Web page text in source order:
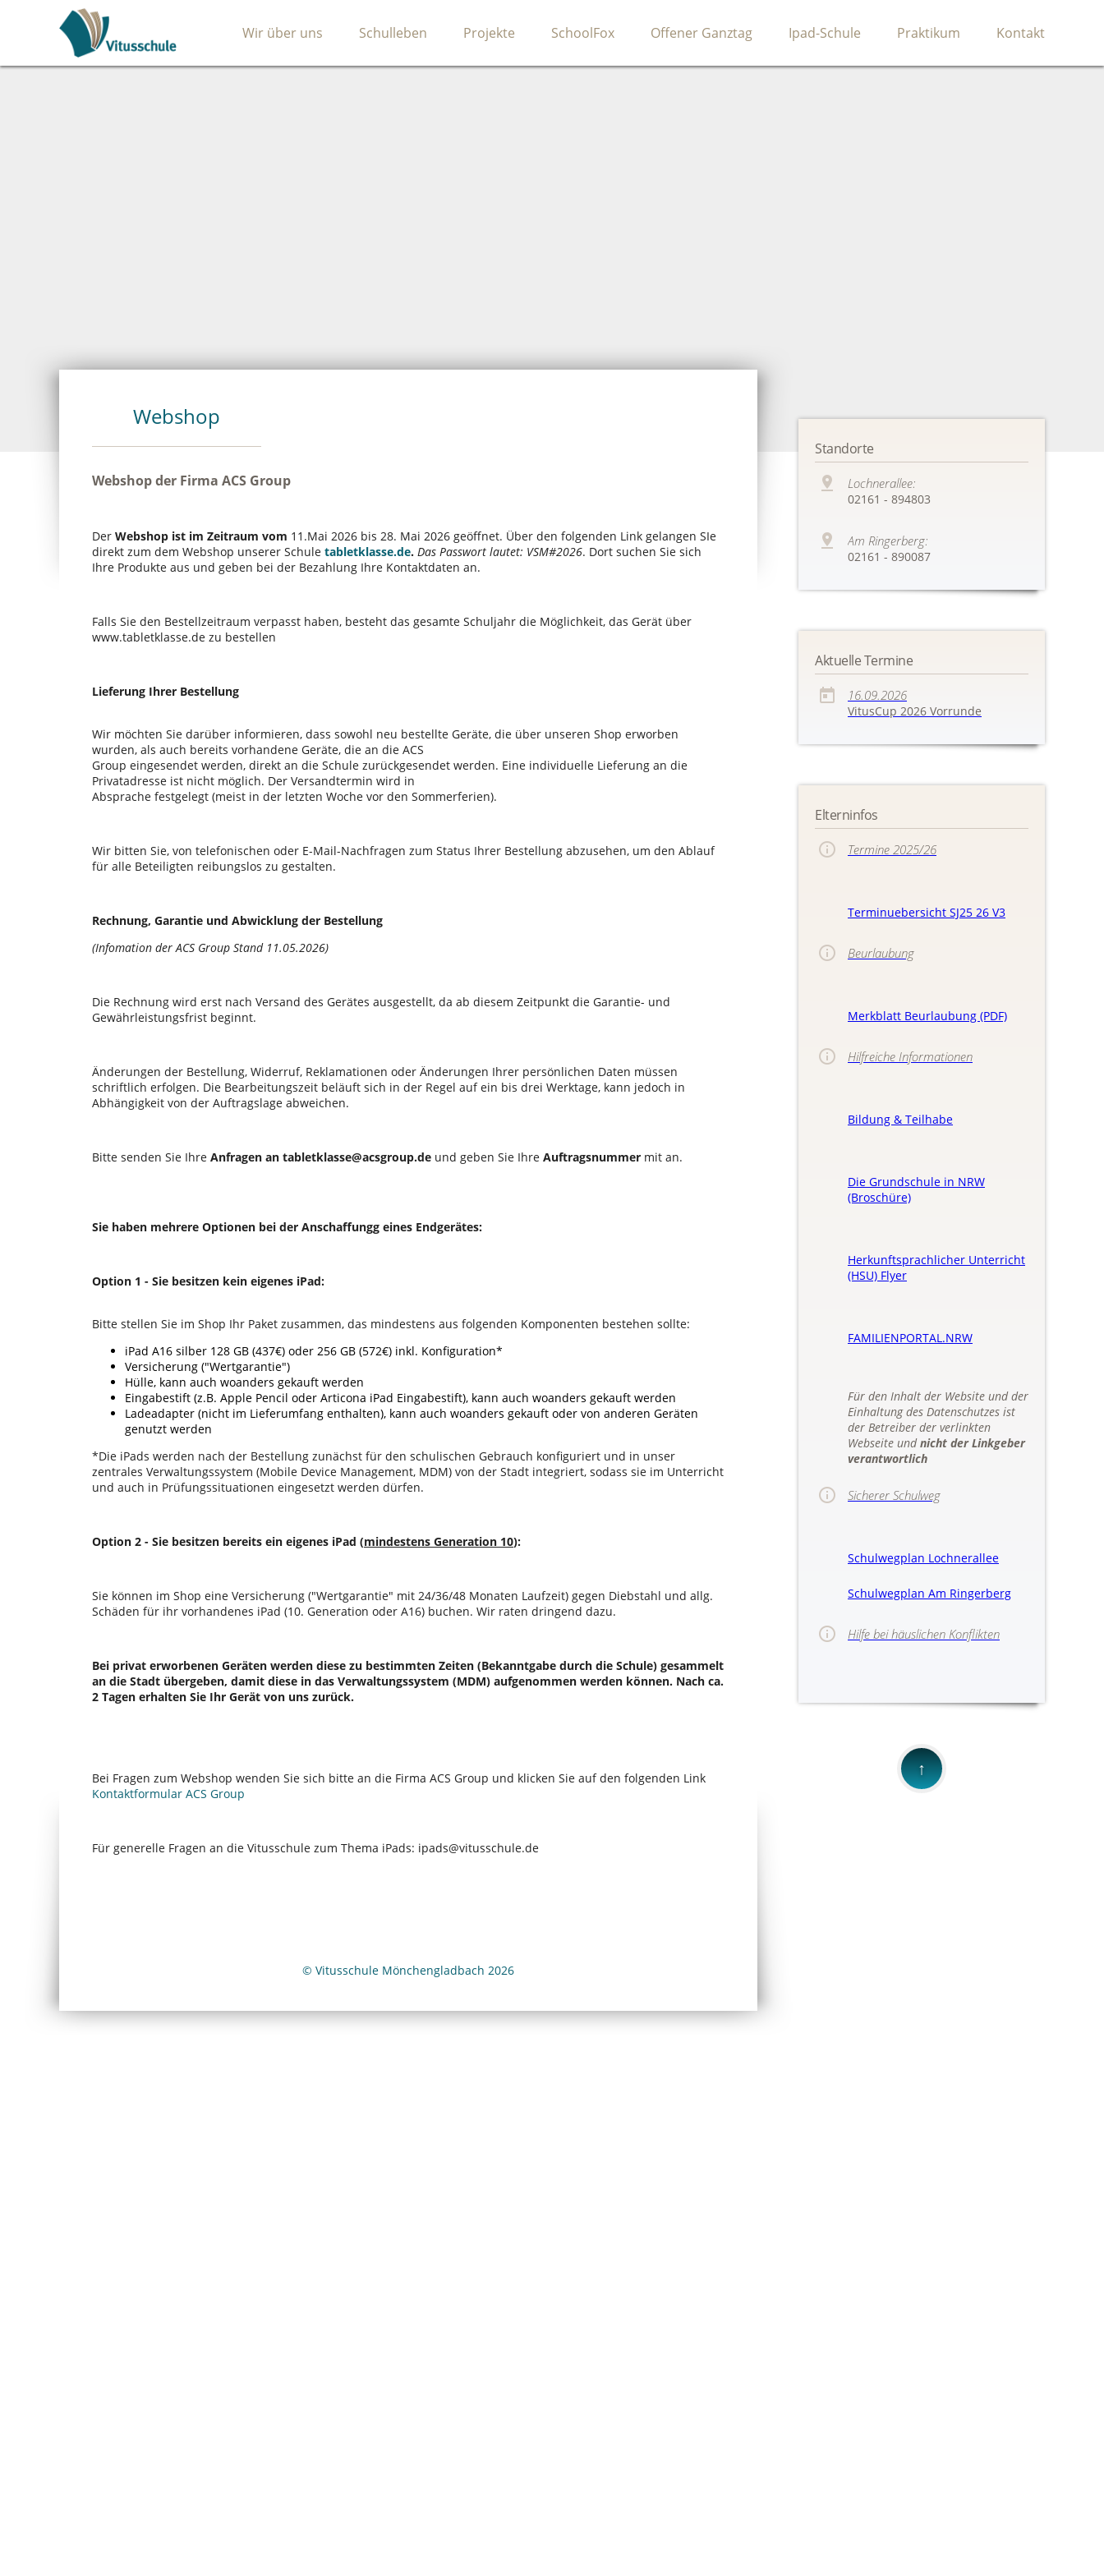
Wir über uns Schulleben Projekte SchoolFox Offener Ganztag Ipad-Schule Praktikum Kontakt
Webshop
Webshop der Firma ACS Group
Der Webshop ist im Zeitraum vom 11.Mai 2026 bis 28. Mai 2026 geöffnet. Über den folgenden Link gelangen SIe
direkt zum dem Webshop unserer Schule tabletklasse.de. Das Passwort lautet: VSM#2026. Dort suchen Sie sich
Ihre Produkte aus und geben bei der Bezahlung Ihre Kontaktdaten an.
Falls Sie den Bestellzeitraum verpasst haben, besteht das gesamte Schuljahr die Möglichkeit, das Gerät über
www.tabletklasse.de zu bestellen
Lieferung Ihrer Bestellung
Wir möchten Sie darüber informieren, dass sowohl neu bestellte Geräte, die über unseren Shop erworben
wurden, als auch bereits vorhandene Geräte, die an die ACS
Group eingesendet werden, direkt an die Schule zurückgesendet werden. Eine individuelle Lieferung an die
Privatadresse ist nicht möglich. Der Versandtermin wird in
Absprache festgelegt (meist in der letzten Woche vor den Sommerferien).
Wir bitten Sie, von telefonischen oder E-Mail-Nachfragen zum Status Ihrer Bestellung abzusehen, um den Ablauf
für alle Beteiligten reibungslos zu gestalten.
Rechnung, Garantie und Abwicklung der Bestellung
(Infomation der ACS Group Stand 11.05.2026)
Die Rechnung wird erst nach Versand des Gerätes ausgestellt, da ab diesem Zeitpunkt die Garantie- und
Gewährleistungsfrist beginnt.
Änderungen der Bestellung, Widerruf, Reklamationen oder Änderungen Ihrer persönlichen Daten müssen
schriftlich erfolgen. Die Bearbeitungszeit beläuft sich in der Regel auf ein bis drei Werktage, kann jedoch in
Abhängigkeit von der Auftragslage abweichen.
Bitte senden Sie Ihre Anfragen an tabletklasse@acsgroup.de und geben Sie Ihre Auftragsnummer mit an.
Sie haben mehrere Optionen bei der Anschaffungg eines Endgerätes:
Option 1 - Sie besitzen kein eigenes iPad:
Bitte stellen Sie im Shop Ihr Paket zusammen, das mindestens aus folgenden Komponenten bestehen sollte:
iPad A16 silber 128 GB (437€) oder 256 GB (572€) inkl. Konfiguration*
Versicherung ( Wertgarantie )
Hülle, kann auch woanders gekauft werden
Eingabestift (z.B. Apple Pencil oder Articona iPad Eingabestift), kann auch woanders gekauft werden
Ladeadapter (nicht im Lieferumfang enthalten), kann auch woanders gekauft oder von anderen Geräten
genutzt werden
*Die iPads werden nach der Bestellung zunächst für den schulischen Gebrauch konfiguriert und in unser
zentrales Verwaltungssystem (Mobile Device Management, MDM) von der Stadt integriert, sodass sie im Unterricht
und auch in Prüfungssituationen eingesetzt werden dürfen.
Option 2 - Sie besitzen bereits ein eigenes iPad (mindestens Generation 10):
Sie können im Shop eine Versicherung ( Wertgarantie mit 24/36/48 Monaten Laufzeit) gegen Diebstahl und allg.
Schäden für ihr vorhandenes iPad (10. Generation oder A16) buchen. Wir raten dringend dazu.
Bei privat erworbenen Geräten werden diese zu bestimmten Zeiten (Bekanntgabe durch die Schule) gesammelt
an die Stadt übergeben, damit diese in das Verwaltungssystem (MDM) aufgenommen werden können. Nach ca.
2 Tagen erhalten Sie Ihr Gerät von uns zurück.
Bei Fragen zum Webshop wenden Sie sich bitte an die Firma ACS Group und klicken Sie auf den folgenden Link
Kontaktformular ACS Group
Für generelle Fragen an die Vitusschule zum Thema iPads: ipads@vitusschule.de
© Vitusschule Mönchengladbach 2026
Standorte
Lochnerallee:
02161 - 894803
Am Ringerberg:
02161 - 890087
Aktuelle Termine
16.09.2026
VitusCup 2026 Vorrunde
Elterninfos
Termine 2025/26
Terminuebersicht SJ25 26 V3
Beurlaubung
Merkblatt Beurlaubung (PDF)
Hilfreiche Informationen
Bildung & Teilhabe
Die Grundschule in NRW
(Broschüre)
Herkunftsprachlicher Unterricht
(HSU) Flyer
FAMILIENPORTAL.NRW
Für den Inhalt der Website und der
Einhaltung des Datenschutzes ist
der Betreiber der verlinkten
Webseite undnicht der Linkgeber
verantwortlich
Sicherer Schulweg
Schulwegplan Lochnerallee
Schulwegplan Am Ringerberg
Hilfe bei häuslichen Konflikten
↑